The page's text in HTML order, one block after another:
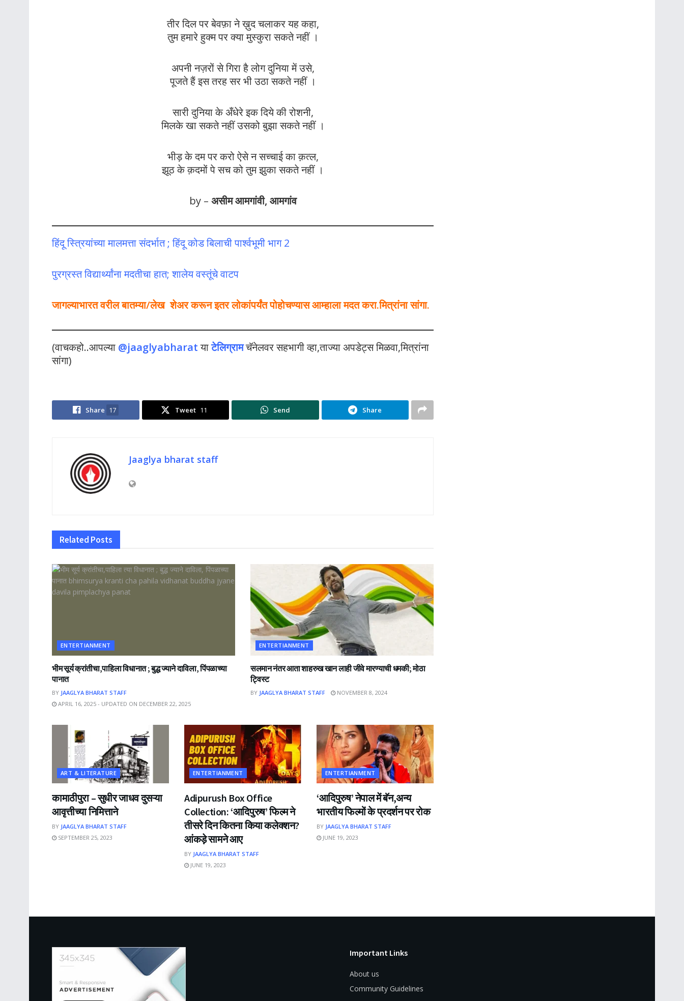
तीर दिल पर बेवफ़ा ने ख़ुद चलाकर यह कहा,
तुम हमारे हुक्म पर क्या मुस्कुरा सकते नहीं ।
अपनी नज़रों से गिरा है लोग दुनिया में उसे,
पूजते हैं इस तरह सर भी उठा सकते नहीं ।
सारी दुनिया के अँधेरे इक दिये की रोशनी,
मिलके खा सकते नहीं उसको बुझा सकते नहीं ।
भीड़ के दम पर करो ऐसे न सच्चाई का क़त्ल,
झूठ के क़दमों पे सच को तुम झुका सकते नहीं ।
by – असीम आमगांवी, आमगांव
हिंदू स्त्रियांच्या मालमत्ता संदर्भात ; हिंदू कोड बिलाची पार्श्वभूमी भाग 2
पुरग्रस्त विद्यार्थ्यांना मदतीचा हात; शालेय वस्तूंचे वाटप
जागल्याभारत वरील बातम्या/लेख शेअर करून इतर लोकांपर्यंत पोहोचण्यास आम्हाला मदत करा.मित्रांना सांगा.
(वाचकहो..आपल्या @jaaglyabharat याटेलिग्रामचॅनेलवर सहभागी व्हा,ताज्या अपडेट्स मिळवा,मित्रांना
सांगा)
Share 17 Tweet 11 Send Share
Jaaglya bharat staff
Related Posts
ENTERTIANMENT
भीम सूर्य क्रांतीचा,पाहिला विधानात ; बुद्ध ज्याने दाविला, पिंपळाच्या
पानात
BY JAAGLYA BHARAT STAFF
APRIL 16, 2025 - UPDATED ON DECEMBER 22, 2025
ENTERTIANMENT
सलमान नंतर आता शाहरुख खान लाही जीवे मारण्याची धमकी; मोठा
ट्विस्ट
BY JAAGLYA BHARAT STAFF NOVEMBER 8, 2024
ART & LITERATURE
कामाठीपुरा – सुधीर जाधव दुसऱ्या
आवृत्तीच्या निमित्ताने
BY JAAGLYA BHARAT STAFF
SEPTEMBER 25, 2023
ENTERTIANMENT
Adipurush Box Office
Collection: ‘आदिपुरुष’ फिल्म ने
तीसरे दिन कितना किया कलेक्शन?
आंकड़े सामने आए
BY JAAGLYA BHARAT STAFF
JUNE 19, 2023
ENTERTIANMENT
‘आदिपुरुष’ नेपाल में बॅन,अन्य
भारतीय फिल्मों के प्रदर्शन पर रोक
BY JAAGLYA BHARAT STAFF
JUNE 19, 2023
Important Links
About us
Community Guidelines